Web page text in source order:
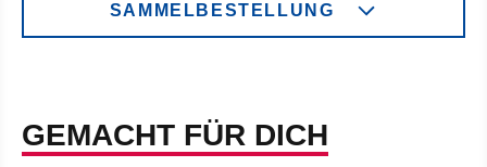
SAMMELBESTELLUNG
GEMACHT FÜR DICH